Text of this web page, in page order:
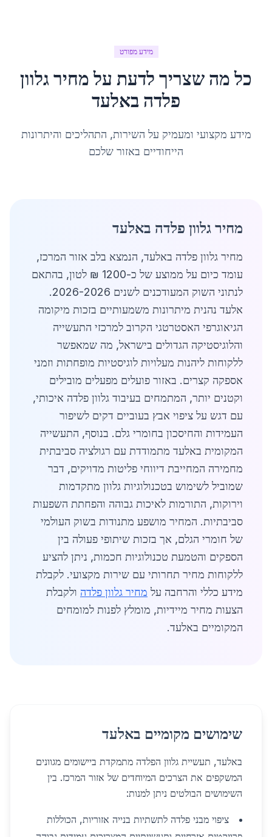
מידע מפורט
כל מה שצריך לדעת עלמחיר גלוון
פלדה באלעד
מידע מקצועי ומעמיק על השירות, התהליכים והיתרונות
הייחודיים באזור שלכם
מחיר גלוון פלדה באלעד
מחיר גלוון פלדה באלעד, הנמצא בלב אזור המרכז,
עומד כיום על ממוצע של כ-1200 ₪ לטון, בהתאם
לנתוני השוק המעודכנים לשנים 2026-2026.
אלעד נהנית מיתרונות משמעותיים בזכות מיקומה
הגיאוגרפי האסטרטגי הקרוב למרכזי התעשייה
והלוגיסטיקה הגדולים בישראל, מה שמאפשר
ללקוחות ליהנות מעלויות לוגיסטיות מופחתות וזמני
אספקה קצרים. באזור פועלים מפעלים מובילים
וקטנים יותר, המתמחים בעיבוד גלוון פלדה איכותי,
עם דגש על ציפוי אבץ בעוביים דקים לשיפור
העמידות והחיסכון בחומרי גלם. בנוסף, התעשייה
המקומית באלעד מתמודדת עם רגולציה סביבתית
מחמירה המחייבת דיווחי פליטות מדויקים, דבר
שמוביל לשימוש בטכנולוגיות גלוון מתקדמות
וירוקות, התורמות לאיכות גבוהה והפחתת השפעות
סביבתיות. המחיר מושפע מתנודות בשוק העולמי
של חומרי הגלם, אך בזכות שיתופי פעולה בין
הספקים והטמעת טכנולוגיות חכמות, ניתן להציע
ללקוחות מחיר תחרותי עם שירות מקצועי. לקבלת
מידע כללי והרחבה על מחיר גלוון פלדה ולקבלת
הצעות מחיר מיידיות, מומלץ לפנות למומחים
המקומיים באלעד.
שימושים מקומיים באלעד
באלעד, תעשיית גלוון הפלדה מתמקדת ביישומים מגוונים
המשקפים את הצרכים המיוחדים של אזור המרכז. בין
השימושים הבולטים ניתן למנות:
ציפוי מבני פלדה לתשתיות בנייה אזוריות, הכוללות